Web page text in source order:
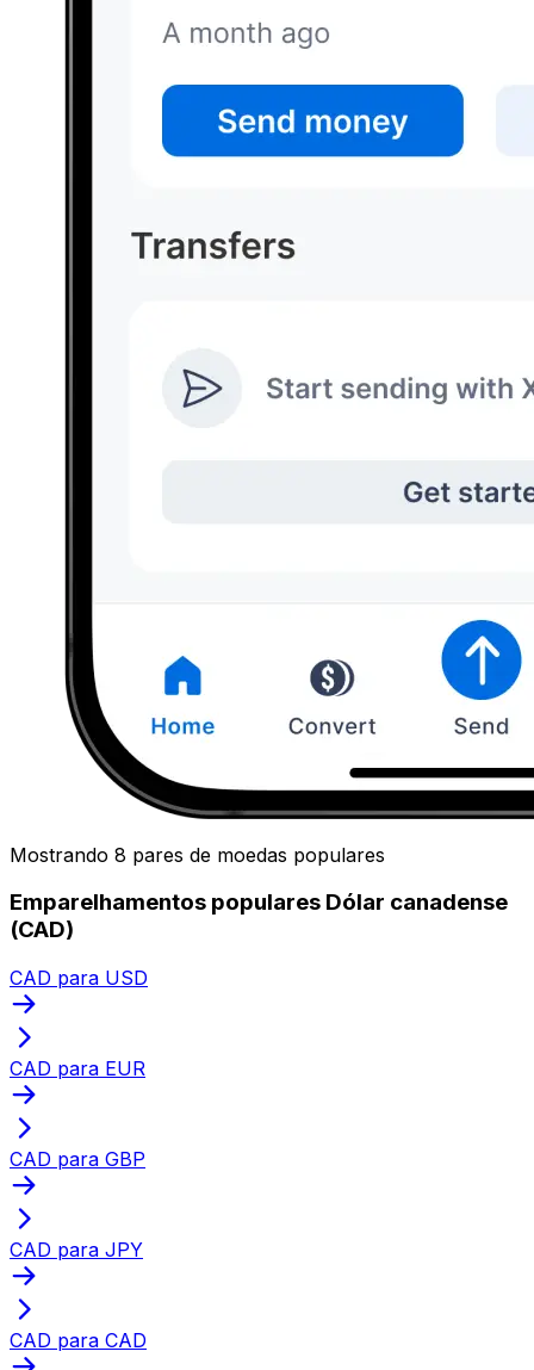
Mostrando 8 pares de moedas populares
Emparelhamentos populares Dólar canadense
(CAD)
CAD para USD
CAD para EUR
CAD para GBP
CAD para JPY
CAD para CAD